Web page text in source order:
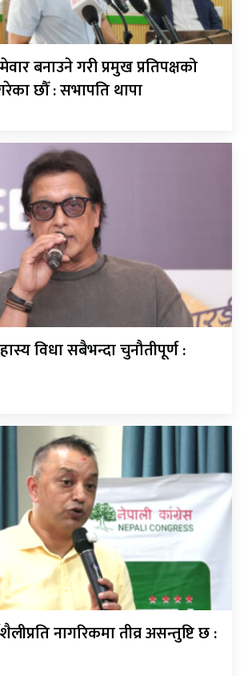
बनाउने गरी प्रमुख प्रतिपक्षको
छौँ : सभापति थापा
विधा सबैभन्दा चुनौतीपूर्ण :
नागरिकमा तीव्र असन्तुष्टि छ :